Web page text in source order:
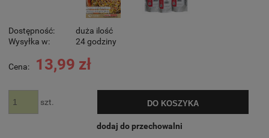
Dostępność:
duża ilość
Wysyłka w:
24 godziny
Cena: 13,99 zł
szt. DO KOSZYKA
dodaj do przechowalni